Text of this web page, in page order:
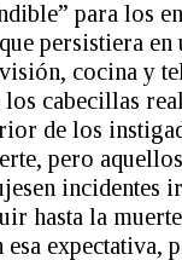
para los
persistiera en
cocina y
cabecillas
de los
pero
incidentes
hasta la
expectativa,